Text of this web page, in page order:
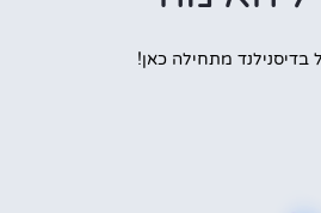
בדיסנילנד מתחילה כאן!